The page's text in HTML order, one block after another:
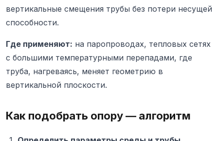
вертикальные смещения трубы без потери несущей
способности.
Где применяют: на паропроводах, тепловых сетях
с большими температурными перепадами, где
труба, нагреваясь, меняет геометрию в
вертикальной плоскости.
Как подобрать опору — алгоритм